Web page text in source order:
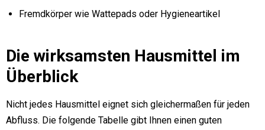
Fremdkörper wie Wattepads oder Hygieneartikel
Die wirksamsten Hausmittel im
Überblick
Nicht jedes Hausmittel eignet sich gleichermaßen für jeden
Abfluss. Die folgende Tabelle gibt Ihnen einen guten